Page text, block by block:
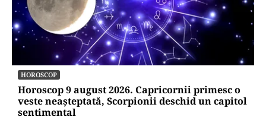
HOROSCOP
Horoscop 9 august 2026. Capricornii primesc o
veste neașteptată, Scorpionii deschid un capitol
sentimental